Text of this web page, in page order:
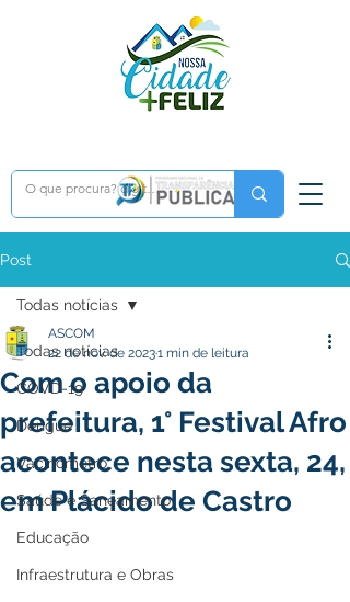
Post
Todas notícias
COVD-19
Dengue
Vacinômetro
Saúde e Saneamento
Educação
Infraestrutura e Obras
Todas notícias
Com o apoio da
prefeitura, 1° Festival Afro
acontece nesta sexta, 24,
em Plácido de Castro
ASCOM
22 de nov. de 20231 min de leitura